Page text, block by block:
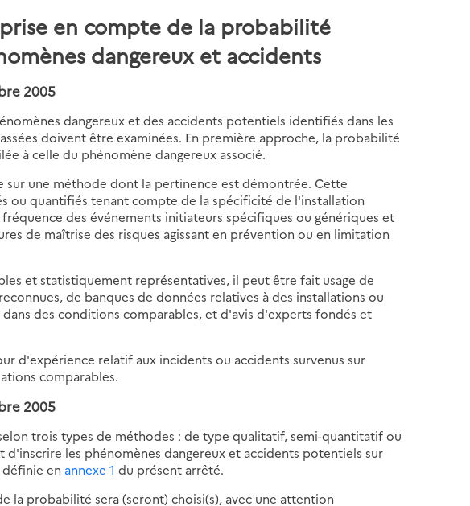
en compte de la probabilité
dangereux et accidents
2005
dangereux et des accidents potentiels identifiés dans les
doivent être examinées. En première approche, la probabilité
à celle du phénomène dangereux associé.
sur une méthode dont la pertinence est démontrée. Cette
ou quantifiés tenant compte de la spécificité de l'installation
des événements initiateurs spécifiques ou génériques et
de maîtrise des risques agissant en prévention ou en limitation
et statistiquement représentatives, il peut être fait usage de
de banques de données relatives à des installations ou
des conditions comparables, et d'avis d'experts fondés et
d'expérience relatif aux incidents ou accidents survenus sur
comparables.
2005
trois types de méthodes : de type qualitatif, semi-quantitatif ou
les phénomènes dangereux et accidents potentiels sur
en annexe 1 du présent arrêté.
la probabilité sera (seront) choisi(s), avec une attention